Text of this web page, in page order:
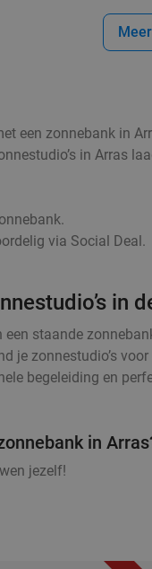
een zonnebank in
in Arras
via Social Deal.
in
een staande
je zonnestudio’s
begeleiding en
in
jezelf!